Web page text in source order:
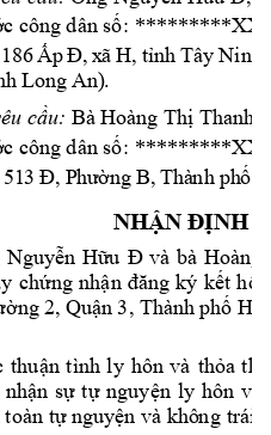
công dân số: ********
186Ấp Đ, xã H, tỉnhTây Ninh
Long An).
cầu: Bà Hoàng Thị Thanh
công dân số: ********
513 Đ, Phường B, Thành phố
NHẬN ĐỊNH
Nguyễn Hữu Đ và bà Hoàng
chứng nhận đăng ký kết
2, Quận 3, Thành phố Hồ
thuận tình ly hôn và thỏa
nhận sự tự nguyện ly hôn và
toàn tự nguyện và không trái